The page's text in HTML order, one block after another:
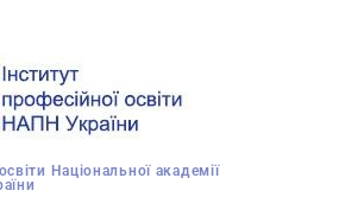
Національної академії